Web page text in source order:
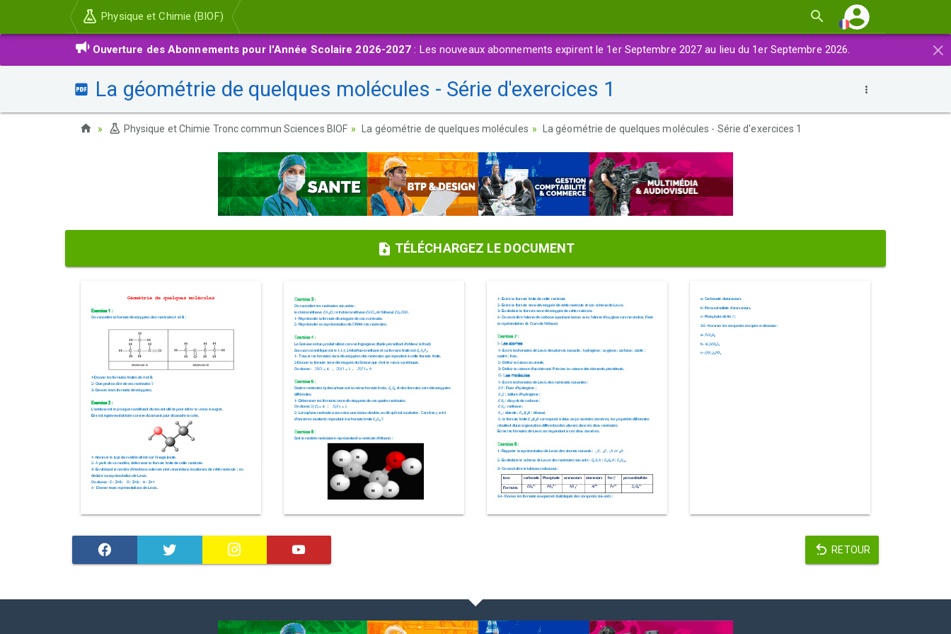
Physique et Chimie (BIOF)
×
Ouverture des Abonnements pour l'Année Scolaire 2026-2027 : Les nouveaux abonnements expirent le 1er Septembre 2027 au lieu du 1er Septembre 2026.
La géométrie de quelques molécules - Série d'exercices 1
Physique et Chimie Tronc commun Sciences BIOF La géométrie de quelques molécules La géométrie de quelques molécules - Série d'exercices 1
TÉLÉCHARGEZ LE DOCUMENT
RETOUR